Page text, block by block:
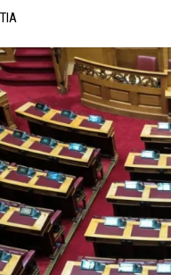
ΓΙΑ
ΤΙΣ
ΒΆΖΕΙ
Η
ΝΔ